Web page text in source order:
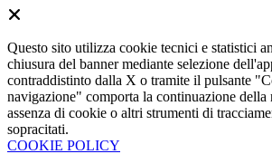
Questo sito utilizza cookie tecnici e statistici
chiusura del banner mediante selezione
contraddistinto dalla X o tramite il pulsante
navigazione" comporta la continuazione della
assenza di cookie o altri strumenti di
sopracitati.
COOKIE POLICY